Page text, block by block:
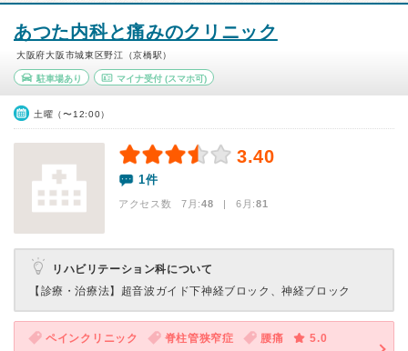
あつた内科と痛みのクリニック
大阪府大阪市城東区野江（京橋駅）
駐車場あり マイナ受付(スマホ可)
土曜（〜12:00）
3.40
1件
アクセス数 7月:48 | 6月:81
リハビリテーション科について
【診療・治療法】 超音波ガイド下神経ブロック、神経ブロック
ペインクリニック 脊柱管狭窄症 腰痛
5.0